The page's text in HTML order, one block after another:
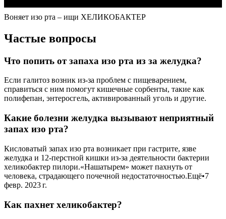
Воняет изо рта – ищи ХЕЛИКОБАКТЕР
Частые вопросы
Что попить от запаха изо рта из за желудка?
Если галитоз возник из-за проблем с пищеварением,
справиться с ним помогут кишечные сорбенты, такие как
полифепан, энтеросгель, активированный уголь и другие.
Какие болезни желудка вызывают неприятный
запах изо рта?
Кисловатый запах изо рта возникает при гастрите, язве
желудка и 12-перстной кишки из-за деятельности бактерии
хеликобактер пилори.«Нашатырем» может пахнуть от
человека, страдающего почечной недостаточностью.Ещё•7
февр. 2023 г.
Как пахнет хеликобактер?